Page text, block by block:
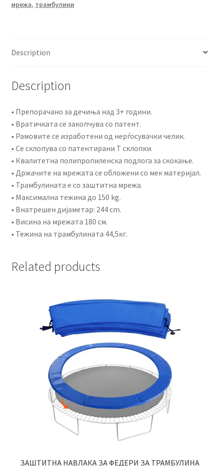
мрежа, трамбулини
Description
Description
• Препорачано за дечиња над 3+ години.
• Вратичката се закопчува со патент.
• Рамовите се изработени од нерѓосувачки челик.
• Се склопува со патентирани Т склопки.
• Квалитетна полипропиленска подлога за скокање.
• Држачите на мрежата се обложени со мек материјал.
• Трамбулината е со заштитна мрежа.
• Максимална тежина до 150 kg.
• Внатрешен дијаметар: 244 cm.
• Висина на мрежата 180 см.
• Тежина на трамбулината 44,5кг.
Related products
ЗАШТИТНА НАВЛАКА ЗА ФЕДЕРИ ЗА ТРАМБУЛИНА